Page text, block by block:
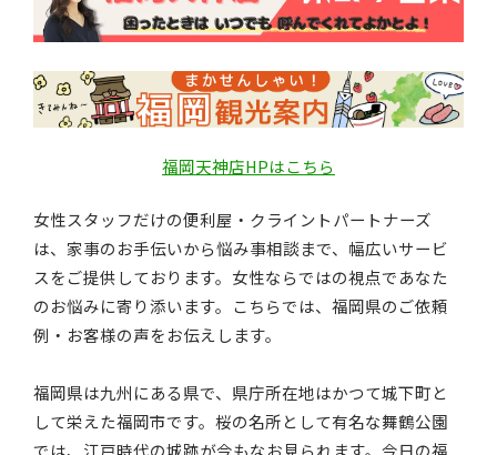
福岡天神店HPはこちら
女性スタッフだけの便利屋・クライントパートナーズ
は、家事のお手伝いから悩み事相談まで、幅広いサービ
スをご提供しております。女性ならではの視点であなた
のお悩みに寄り添います。こちらでは、福岡県のご依頼
例・お客様の声をお伝えします。
福岡県は九州にある県で、県庁所在地はかつて城下町と
して栄えた福岡市です。桜の名所として有名な舞鶴公園
では、江戸時代の城跡が今もなお見られます。今日の福